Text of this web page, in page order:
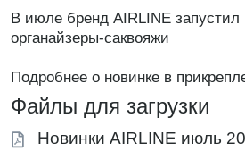
В июле бренд AIRLINE запустил
органайзеры-саквояжи
Подробнее о новинке в
Файлы для загрузки
Новинки AIRLINE июль